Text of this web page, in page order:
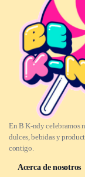
En B K-ndy celebramos
dulces, bebidas y
contigo.
Acerca de nosotros